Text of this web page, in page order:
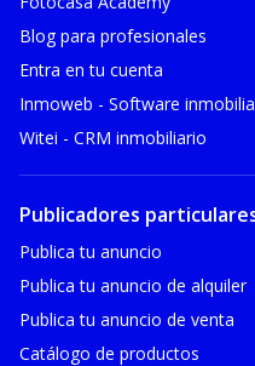
Blog para profesionales
Entra en tu cuenta
Inmoweb - Software
Witei - CRM inmobiliario
Publicadores
Publica tu anuncio
Publica tu anuncio de alquiler
Publica tu anuncio de venta
Catálogo de productos